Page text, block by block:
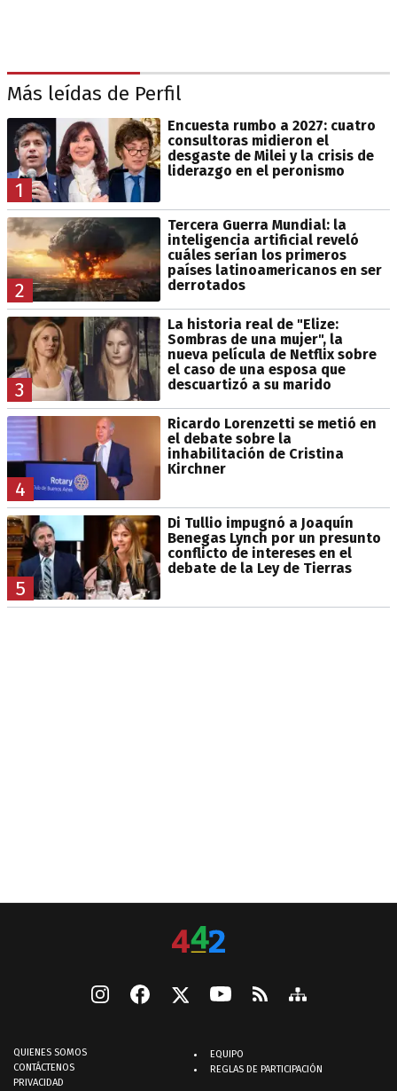
Más leídas de Perfil
1
Encuesta rumbo a 2027: cuatro
consultoras midieron el
desgaste de Milei y la crisis de
liderazgo en el peronismo
2
Tercera Guerra Mundial: la
inteligencia artificial reveló
cuáles serían los primeros
países latinoamericanos en ser
derrotados
3
La historia real de "Elize:
Sombras de una mujer", la
nueva película de Netflix sobre
el caso de una esposa que
descuartizó a su marido
4
Ricardo Lorenzetti se metió en
el debate sobre la
inhabilitación de Cristina
Kirchner
5
Di Tullio impugnó a Joaquín
Benegas Lynch por un presunto
conflicto de intereses en el
debate de la Ley de Tierras
QUIENES SOMOS
CONTÁCTENOS
PRIVACIDAD
EQUIPO
REGLAS DE PARTICIPACIÓN